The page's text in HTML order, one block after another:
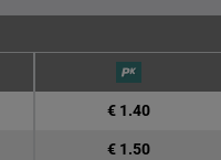
€ 1.40
€ 1.50